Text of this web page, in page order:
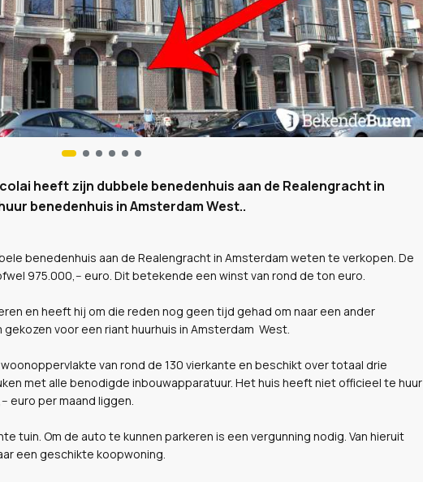
heeft zijn dubbele benedenhuis aan de Realengracht in
benedenhuis in Amsterdam West..
benedenhuis aan de Realengracht in Amsterdam weten te verkopen. De
975.000,-- euro. Dit betekende een winst van rond de ton euro.
en heeft hij om die reden nog geen tijd gehad om naar een ander
voor een riant huurhuis in Amsterdam West.
van rond de 130 vierkante en beschikt over totaal drie
met alle benodigde inbouwapparatuur. Het huis heeft niet officieel te huur
euro per maand liggen.
tuin. Om de auto te kunnen parkeren is een vergunning nodig. Van hieruit
een geschikte koopwoning.